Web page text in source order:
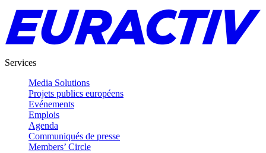
Services
Media Solutions
Projets publics européens
Evénements
Emplois
Agenda
Communiqués de presse
Members’ Circle